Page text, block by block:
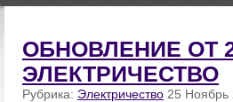
ОБНОВЛЕНИЕ ОТ
ЭЛЕКТРИЧЕСТВО
Рубрика: Электричество 25 Ноябрь